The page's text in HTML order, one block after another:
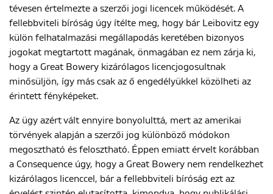
tévesen értelmezte a szerzői jogi licencek működését. A
fellebbviteli bíróság úgy ítélte meg, hogy bár Leibovitz egy
külön felhatalmazási megállapodás keretében bizonyos
jogokat megtartott magának, önmagában ez nem zárja ki,
hogy a Great Bowery kizárólagos licencjogosultnak
minősüljön, így más csak az ő engedélyükkel közölheti az
érintett fényképeket.
Az ügy azért vált ennyire bonyolulttá, mert az amerikai
törvények alapján a szerzői jog különböző módokon
megosztható és felosztható. Éppen emiatt érvelt korábban
a Consequence úgy, hogy a Great Bowery nem rendelkezhet
kizárólagos licenccel, bár a fellebbviteli bíróság ezt az